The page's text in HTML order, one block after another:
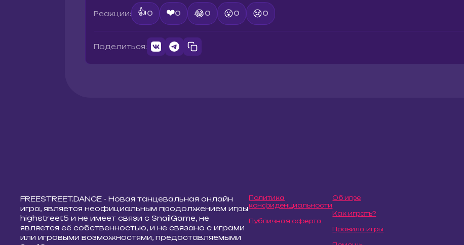
Реакции: 👍0 ❤️0 😂0 😮0 😢0
Поделиться:
FREESTREET.DANCE - Новая танцевальная онлайн
игра, является неофициальным продолжением игры
highstreet5 и не имеет связи с SnailGame, не
является её собственностью, и не связано с играми
или игровыми возможностями, предоставляемыми
Политика
конфиденциальности
Публичная оферта
Об игре
Как играть?
Правила игры